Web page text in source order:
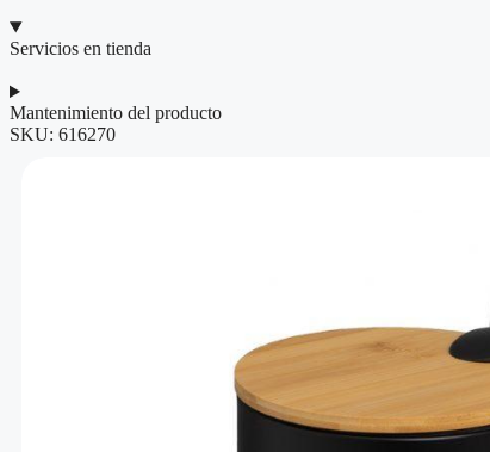
Servicios en tienda
Mantenimiento del producto
SKU: 616270